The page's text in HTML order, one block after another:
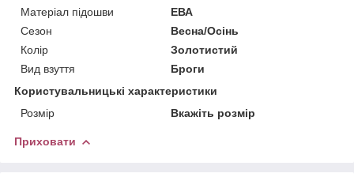
Матеріал підошви
ЕВА
Сезон
Весна/Осінь
Колір
Золотистий
Вид взуття
Броги
Користувальницькі характеристики
Розмір
Вкажіть розмір
Приховати